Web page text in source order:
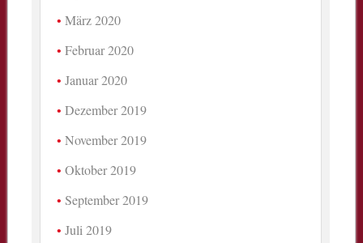
März 2020
Februar 2020
Januar 2020
Dezember 2019
November 2019
Oktober 2019
September 2019
Juli 2019